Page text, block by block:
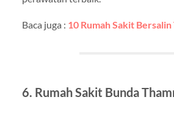
Baca juga : 10 Rumah Sakit
6. Rumah Sakit Bunda